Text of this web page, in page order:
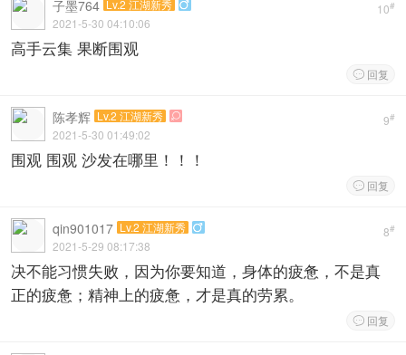
10#
子墨764 Lv.2 江湖新秀 
2021-5-30 04:10:06
高手云集 果断围观
 回复
9#
陈孝辉 Lv.2 江湖新秀 
2021-5-30 01:49:02
围观 围观 沙发在哪里！！！
 回复
8#
qin901017 Lv.2 江湖新秀 
2021-5-29 08:17:38
决不能习惯失败，因为你要知道，身体的疲惫，不是真
正的疲惫；精神上的疲惫，才是真的劳累。
 回复